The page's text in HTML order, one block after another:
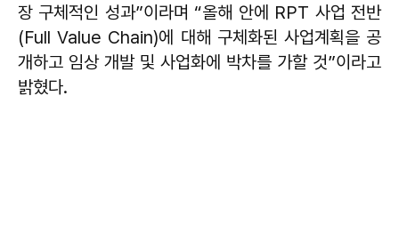
장 구체적인 성과”이라며 “올해 안에 RPT 사업 전반
(Full Value Chain)에 대해 구체화된 사업계획을 공
개하고 임상 개발 및 사업화에 박차를 가할 것”이라고
밝혔다.